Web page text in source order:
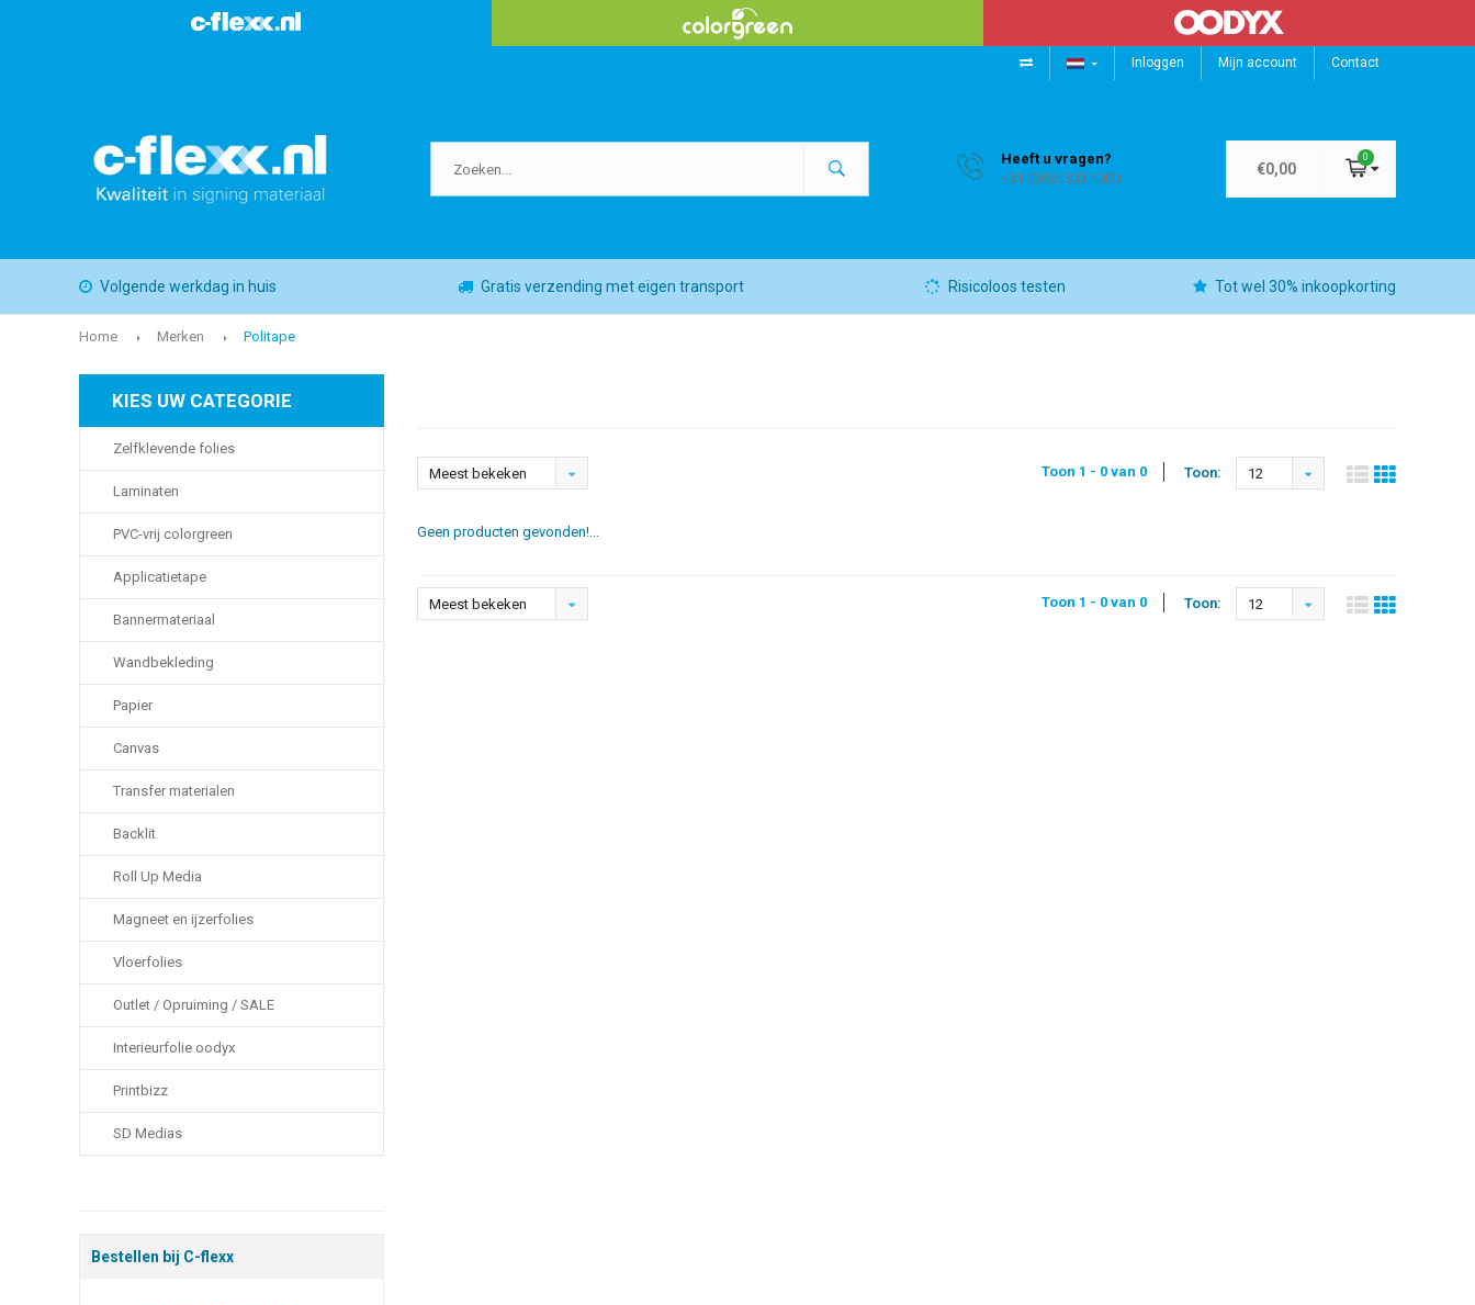
Inloggen Mijn account Contact
Heeft u vragen?
+31 (0)55 303 1000
€0,00
0
Volgende werkdag in huis Gratis verzending met eigen transport Risicoloos testen Tot wel 30% inkoopkorting
Home Merken Politape
KIES UW CATEGORIE
Zelfklevende folies
Laminaten
PVC-vrij colorgreen
Applicatietape
Bannermateriaal
Wandbekleding
Papier
Canvas
Transfer materialen
Backlit
Roll Up Media
Magneet en ijzerfolies
Vloerfolies
Outlet / Opruiming / SALE
Interieurfolie oodyx
Printbizz
SD Medias
Bestellen bij C-flexx
Meest bekeken Toon 1 - 0 van 0 Toon: 12
Geen producten gevonden!...
Meest bekeken Toon 1 - 0 van 0 Toon: 12